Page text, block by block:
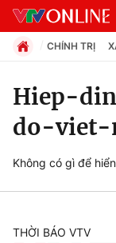
Chuyên mục
Chính trị
CHÍNH TRỊ
Hiep-
do-viet-
Không có gì để
THỜI BÁO VTV